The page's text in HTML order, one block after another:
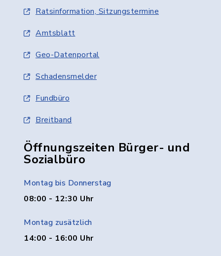
Ratsinformation, Sitzungstermine
Amtsblatt
Geo-Datenportal
Schadensmelder
Fundbüro
Breitband
Öffnungszeiten Bürger- und
Sozialbüro
Montag bis Donnerstag
08:00 - 12:30 Uhr
Montag zusätzlich
14:00 - 16:00 Uhr